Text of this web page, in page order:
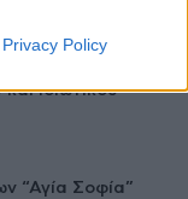
Privacy Policy
ιδιωτικού
“Αγία Σοφία”